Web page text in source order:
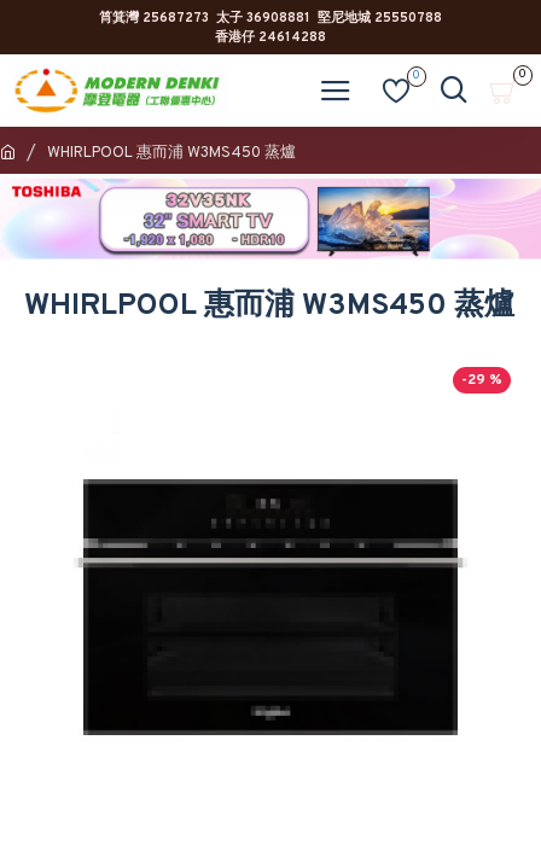
筲箕灣 25687273 太子 36908881 堅尼地城 25550788
香港仔 24614288
0 0
WHIRLPOOL 惠而浦 W3MS450 蒸爐
WHIRLPOOL 惠而浦 W3MS450 蒸爐
-29 %